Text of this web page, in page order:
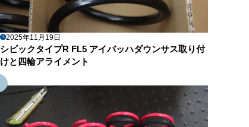
2025年11月19日
シビックタイプR FL5 アイバッハダウンサス取り付
けと四輪アライメント